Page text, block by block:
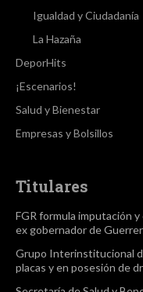
Igualdad y Ciudadanía
La Hazaña
DeporHits
¡Escenarios!
Salud y Bienestar
Empresas y Bolsillos
Titulares
FGR formula imputación
ex gobernador de
Grupo Interinstitucional
placas y en posesión de